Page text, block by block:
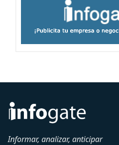
Informar, analizar, anticipar